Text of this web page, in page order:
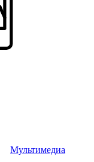
Мультимедиа